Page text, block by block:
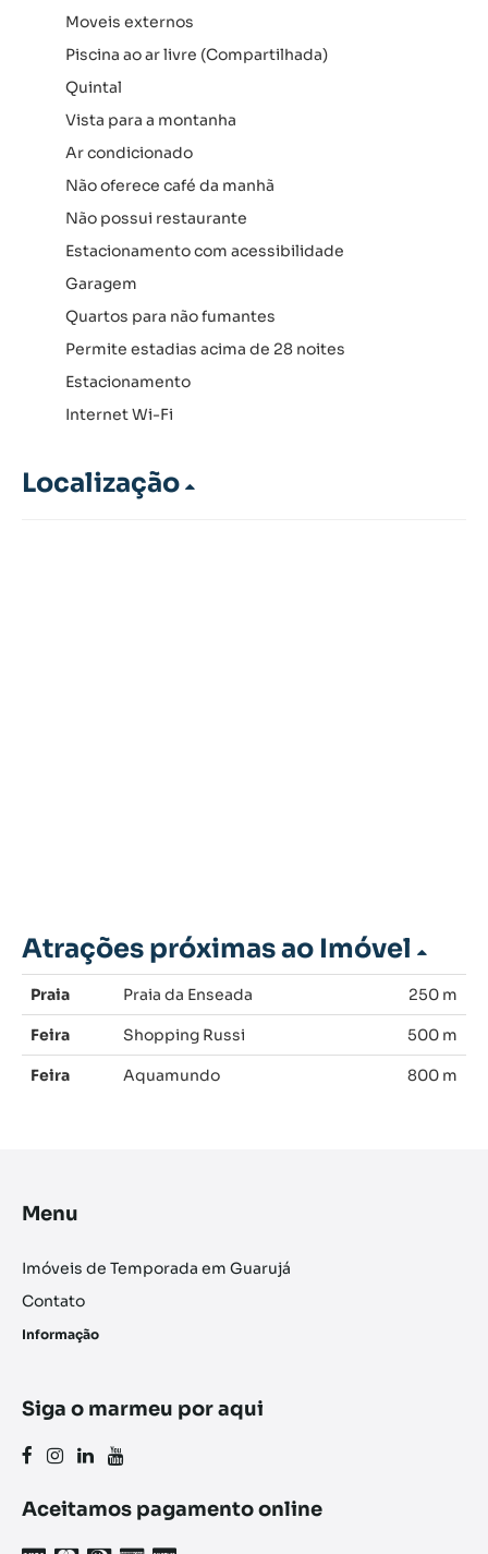
Moveis externos
Piscina ao ar livre (Compartilhada)
Quintal
Vista para a montanha
Ar condicionado
Não oferece café da manhã
Não possui restaurante
Estacionamento com acessibilidade
Garagem
Quartos para não fumantes
Permite estadias acima de 28 noites
Estacionamento
Internet Wi-Fi
Localização
Atrações próximas ao Imóvel
Praia Praia da Enseada 250 m
Feira Shopping Russi 500 m
Feira Aquamundo 800 m
Menu
Imóveis de Temporada em Guarujá
Contato
Informação
Siga o marmeu por aqui
Aceitamos pagamento online